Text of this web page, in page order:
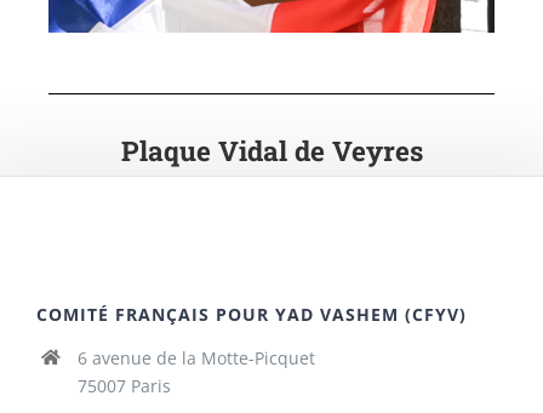
Plaque Vidal de Veyres
COMITÉ FRANÇAIS POUR YAD VASHEM (CFYV)
6 avenue de la Motte-Picquet
75007 Paris